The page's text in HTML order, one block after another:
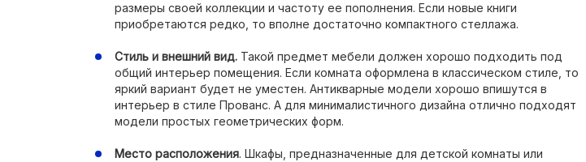
размеры своей коллекции и частоту ее пополнения. Если новые книги
приобретаются редко, то вполне достаточно компактного стеллажа.
Стиль и внешний вид. Такой предмет мебели должен хорошо подходить под
общий интерьер помещения. Если комната оформлена в классическом стиле, то
яркий вариант будет не уместен. Антикварные модели хорошо впишутся в
интерьер в стиле Прованс. А для минималистичного дизайна отлично подходят
модели простых геометрических форм.
Место расположения. Шкафы, предназначенные для детской комнаты или